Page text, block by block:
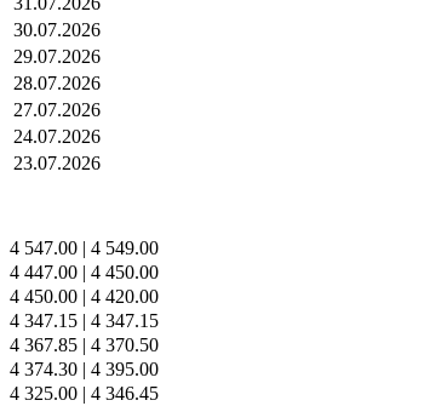
30.07.2026
29.07.2026
28.07.2026
27.07.2026
24.07.2026
23.07.2026
4 547.00 | 4 549.00
4 447.00 | 4 450.00
4 450.00 | 4 420.00
4 347.15 | 4 347.15
4 367.85 | 4 370.50
4 374.30 | 4 395.00
4 325.00 | 4 346.45